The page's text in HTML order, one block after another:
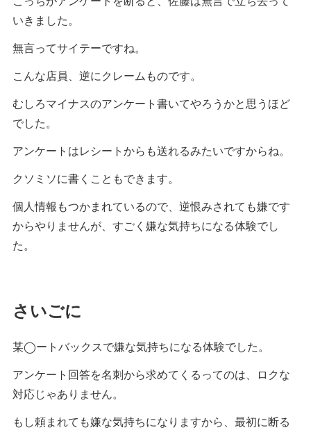
いきました。
無言ってサイテーですね。
こんな店員、逆にクレームものです。
むしろマイナスのアンケート書いてやろうかと思うほど
でした。
アンケートはレシートからも送れるみたいですからね。
クソミソに書くこともできます。
個人情報もつかまれているので、逆恨みされても嫌です
からやりませんが、すごく嫌な気持ちになる体験でし
た。
さいごに
某◯ートバックスで嫌な気持ちになる体験でした。
アンケート回答を名刺から求めてくるってのは、ロクな
対応じゃありません。
もし頼まれても嫌な気持ちになりますから、最初に断る